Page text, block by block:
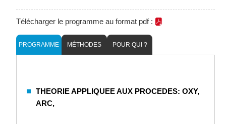
Télécharger le programme au format pdf :
PROGRAMME MÉTHODES POUR QUI ?
THEORIE APPLIQUEE AUX PROCEDES: OXY,
ARC,